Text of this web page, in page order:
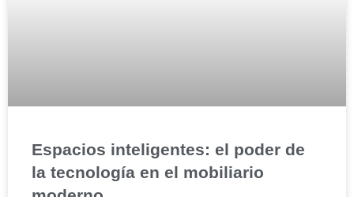
Espacios inteligentes: el poder de
la tecnología en el mobiliario